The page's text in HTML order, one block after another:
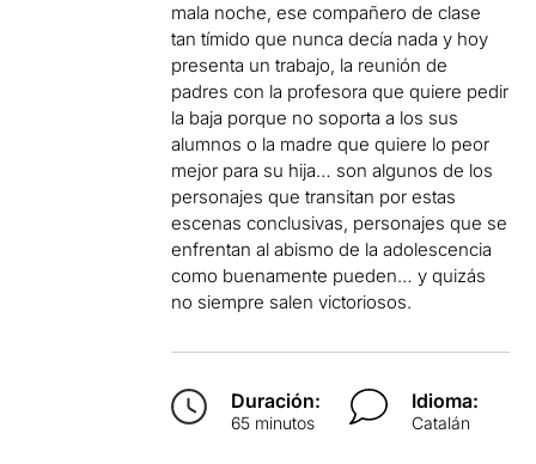
mala noche, ese compañero de clase
tan tímido que nunca decía nada y hoy
presenta un trabajo, la reunión de
padres con la profesora que quiere pedir
la baja porque no soporta a los sus
alumnos o la madre que quiere lo peor
mejor para su hija… son algunos de los
personajes que transitan por estas
escenas conclusivas, personajes que se
enfrentan al abismo de la adolescencia
como buenamente pueden… y quizás
no siempre salen victoriosos.
Duración:
65 minutos
Idioma:
Catalán